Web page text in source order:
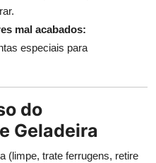
mal acabados:
especiais para
do
Geladeira
(limpe, trate ferrugens, retire